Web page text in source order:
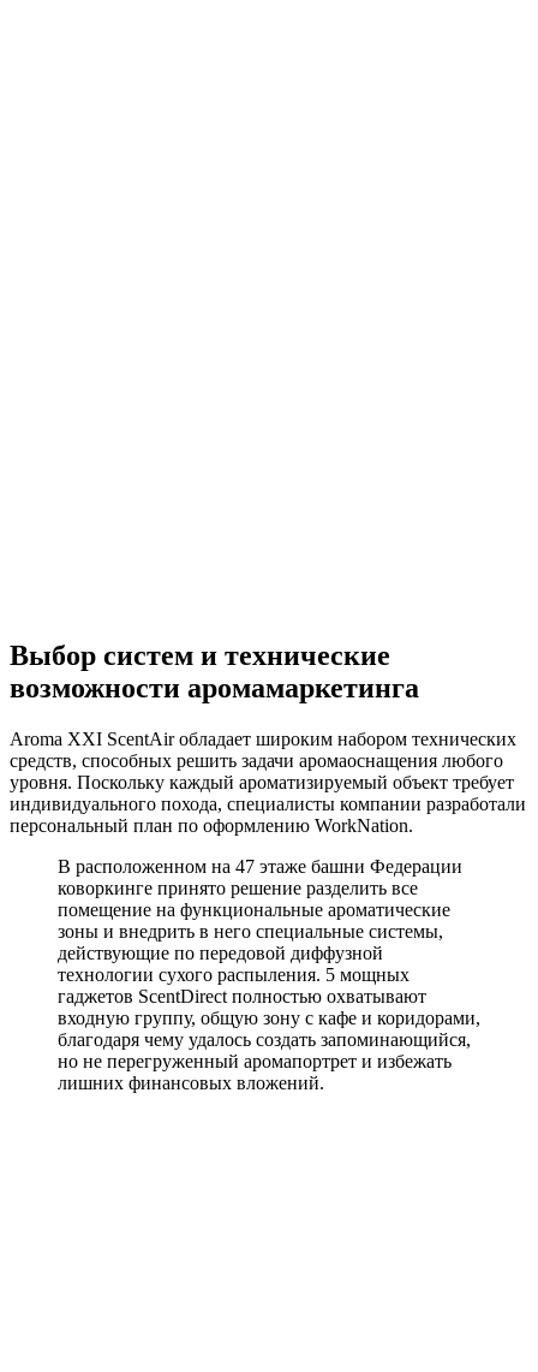
Выбор систем и технические
возможности аромамаркетинга
Aroma XXI ScentAir обладает широким набором технических
средств, способных решить задачи аромаоснащения любого
уровня. Поскольку каждый ароматизируемый объект требует
индивидуального похода, специалисты компании разработали
персональный план по оформлению WorkNation.
В расположенном на 47 этаже башни Федерации
коворкинге принято решение разделить все
помещение на функциональные ароматические
зоны и внедрить в него специальные системы,
действующие по передовой диффузной
технологии сухого распыления. 5 мощных
гаджетов ScentDirect полностью охватывают
входную группу, общую зону с кафе и коридорами,
благодаря чему удалось создать запоминающийся,
но не перегруженный аромапортрет и избежать
лишних финансовых вложений.